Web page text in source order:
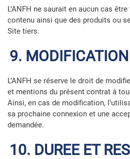
L’ANFH ne saurait en aucun cas
contenu ainsi que des produits ou
Site tiers.
9.
L’ANFH se réserve le droit de
et mentions du présent contrat à
Ainsi, en cas de modification,
sa prochaine connexion et une
demandée.
10. DUREE ET